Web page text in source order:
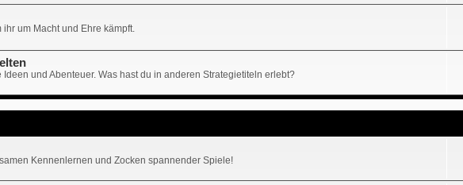
um Macht und Ehre kämpft.
und Abenteuer. Was hast du in anderen Strategietiteln erlebt?
Kennenlernen und Zocken spannender Spiele!